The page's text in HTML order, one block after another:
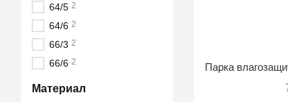
64/5 2
64/6 2
66/3 2
66/6 2
Материал